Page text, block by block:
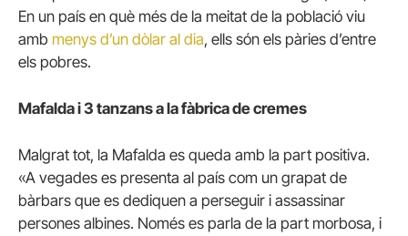
En un país en què més de la meitat de la població viu
amb menys d’un dòlar al dia, ells són els pàries d’entre
els pobres.
Mafalda i 3 tanzans a la fàbrica de cremes
Malgrat tot, la Mafalda es queda amb la part positiva.
«A vegades es presenta al país com un grapat de
bàrbars que es dediquen a perseguir i assassinar
persones albines. Només es parla de la part morbosa, i